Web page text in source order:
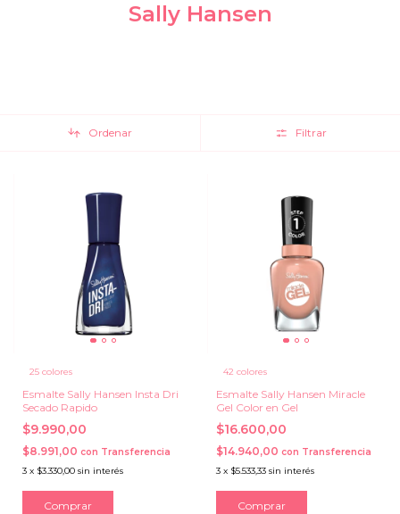
Sally Hansen
Ordenar Filtrar
25 colores
Esmalte Sally Hansen Insta Dri
Secado Rapido
$9.990,00
$8.991,00 con Transferencia
3 x $3.330,00 sin interés
Comprar
42 colores
Esmalte Sally Hansen Miracle
Gel Color en Gel
$16.600,00
$14.940,00 con Transferencia
3 x $5.533,33 sin interés
Comprar